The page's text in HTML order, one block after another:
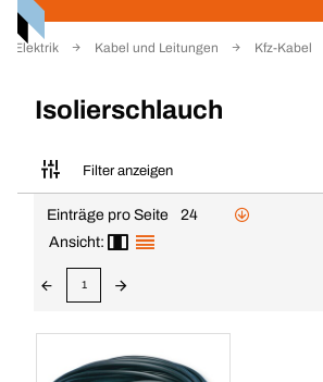
Elektrik Kabel und Leitungen Kfz-Kabel
Isolierschlauch
Filter anzeigen
Einträge pro Seite
24
Ansicht:
1